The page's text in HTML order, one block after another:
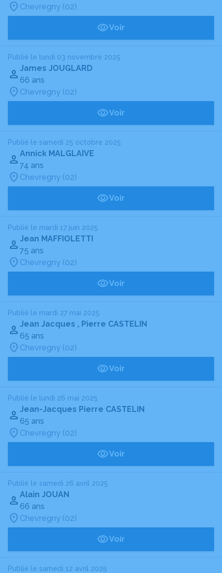
Chevregny (02)
Voir
Publié le lundi 03 novembre 2025
James JOUGLARD
66 ans
Chevregny (02)
Voir
Publié le samedi 25 octobre 2025
Annick MALGLAIVE
74 ans
Chevregny (02)
Voir
Publié le mardi 17 juin 2025
Jean MAFFIOLETTI
75 ans
Chevregny (02)
Voir
Publié le mardi 27 mai 2025
Jean Jacques , Pierre CASTELIN
65 ans
Chevregny (02)
Voir
Publié le lundi 26 mai 2025
Jean-Jacques Pierre CASTELIN
65 ans
Chevregny (02)
Voir
Publié le samedi 26 avril 2025
Alain JOUAN
66 ans
Chevregny (02)
Voir
Publié le samedi 12 avril 2025